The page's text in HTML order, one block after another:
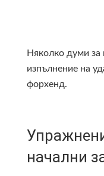
Няколко думи за
изпълнение на
форхенд.
начални